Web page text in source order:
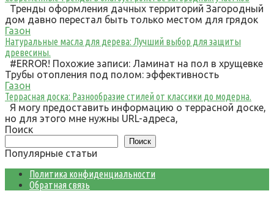
Тренды оформления дачных территорий Загородный
дом давно перестал быть только местом для грядок
Газон
Натуральные масла для дерева: Лучший выбор для защиты
древесины.
#ERROR! Похожие записи: Ламинат на пол в хрущевке
Трубы отопления под полом: эффективность
Газон
Террасная доска: Разнообразие стилей от классики до модерна.
Я могу предоставить информацию о террасной доске,
но для этого мне нужны URL-адреса,
Поиск
Поиск
Популярные статьи
Политика конфиденциальности
Обратная связь